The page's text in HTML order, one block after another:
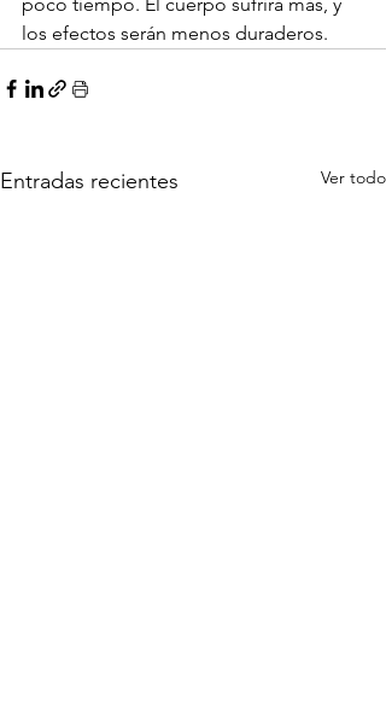
los efectos serán menos duraderos.
Entradas recientes Ver todo